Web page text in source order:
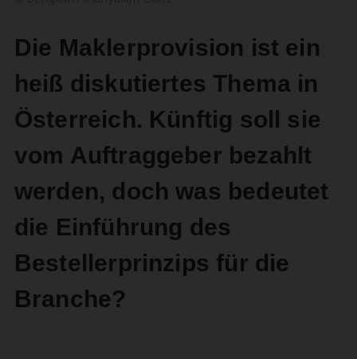
Die Maklerprovision ist ein
heiß diskutiertes Thema in
Österreich. Künftig soll sie
vom Auftraggeber bezahlt
werden, doch was bedeutet
die Einführung des
Bestellerprinzips für die
Branche?